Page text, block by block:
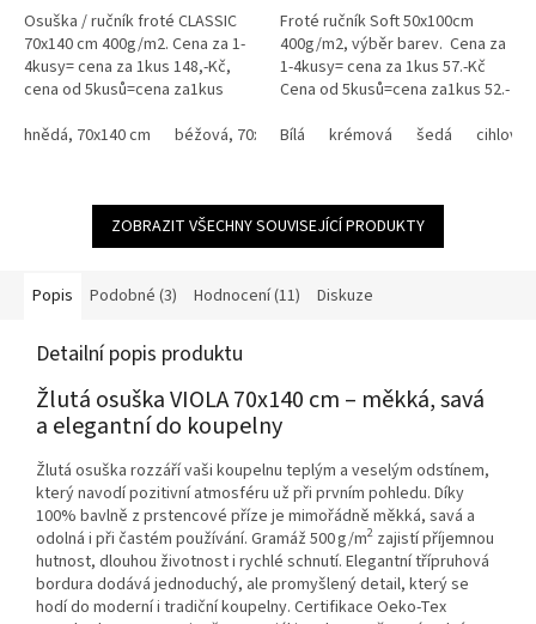
5
hvězdiček.
Osuška / ručník froté CLASSIC
70x140 cm 400g/m2. Cena za 1-
4kusy= cena za 1kus 148,-Kč,
cena od 5kusů=cena za1kus
žlutá barva od 135.-Kč ,...
hnědá, 70x140 cm béžová, 70x140 cm černá, 70x140 cm
5
hvězdiček.
Froté ručník Soft 50x100cm
400g/m2, výběr barev. Cena za
1-4kusy= cena za 1kus 57.-Kč
Cena od 5kusů=cena za1kus 52.-
program se slevami...
Bílá krémová šedá cihlová
ZOBRAZIT VŠECHNY SOUVISEJÍCÍ PRODUKTY
Popis Podobné (3) Hodnocení (11) Diskuze
Detailní popis produktu
Žlutá osuška VIOLA 70x140 cm – měkká, savá
a elegantní do koupelny
Žlutá osuška rozzáří vaši koupelnu teplým a veselým odstínem,
který navodí pozitivní atmosféru už při prvním pohledu. Díky
100% bavlně z prstencové příze je mimořádně měkká, savá a
odolná i při častém používání. Gramáž 500 g/m2 zajistí příjemnou
hutnost, dlouhou životnost i rychlé schnutí. Elegantní třípruhová
bordura dodává jednoduchý, ale promyšlený detail, který se
hodí do moderní i tradiční koupelny. Certifikace Oeko-Tex